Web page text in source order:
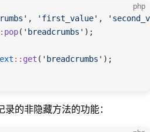
php
, 'first_value' ,
pop( 'breadcrumbs' );
:: get ( 'breadcrumbs' );
的非隐藏方法的功能：